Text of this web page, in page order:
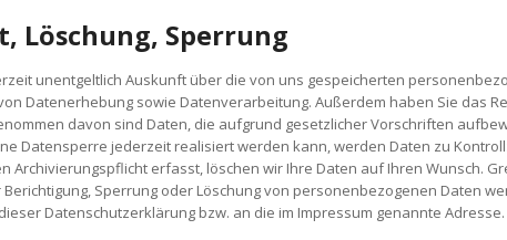
Löschung, Sperrung
unentgeltlich Auskunft über die von uns gespeicherten
Datenerhebung sowie Datenverarbeitung. Außerdem haben Sie das
davon sind Daten, die aufgrund gesetzlicher Vorschriften
Datensperre jederzeit realisiert werden kann, werden Daten zu
Archivierungspflicht erfasst, löschen wir Ihre Daten auf Ihren Wunsch.
Berichtigung, Sperrung oder Löschung von personenbezogenen Daten
Datenschutzerklärung bzw. an die im Impressum genannte Adresse.